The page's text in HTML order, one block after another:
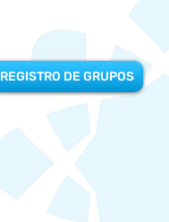
REGISTRO DE GRUPOS